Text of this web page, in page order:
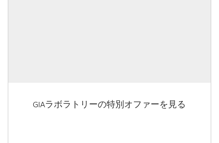
GIAラボラトリーの特別オファーを見る